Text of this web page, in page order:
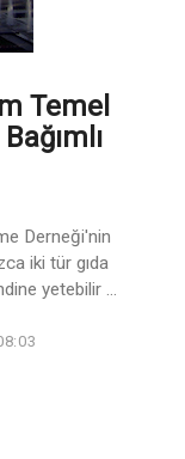
Temel
Derneği'nin
iki tür gıda
yetebilir ...